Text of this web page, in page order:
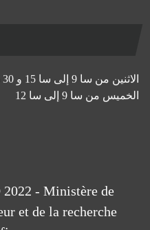
الاثنين من سا 9 إلى سا 15 و 30 د
الخميس من سا 9 إلى سا 12
2022 - Ministère de
et de la recherche